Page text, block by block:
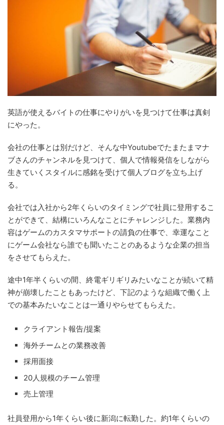
英語が使えるバイトの仕事にやりがいを見つけて仕事は真剣
にやった。
会社の仕事とは別だけど、そんな中Youtubeでたまたまマナ
ブさんのチャンネルを見つけて、個人で情報発信をしながら
生きていくスタイルに感銘を受けて個人ブログを立ち上げ
る。
会社では入社から2年くらいのタイミングで社員に登用するこ
とができて、結構にいろんなことにチャレンジした。業務内
容はゲームのカスタマサポートの請負の仕事で、幸運なこと
にゲーム会社なら誰でも聞いたことのあるような企業の担当
をさせてもらえた。
途中1年半くらいの間、終電ギリギリみたいなことが続いて精
神が崩壊したこともあったけど、下記のような組織で働く上
での基本みたいなことは一通りやらせてもらえた。
クライアント報告/提案
海外チームとの業務改善
採用面接
20人規模のチーム管理
売上管理
社員登用から1年くらい後に新潟に転勤した。約1年くらいの